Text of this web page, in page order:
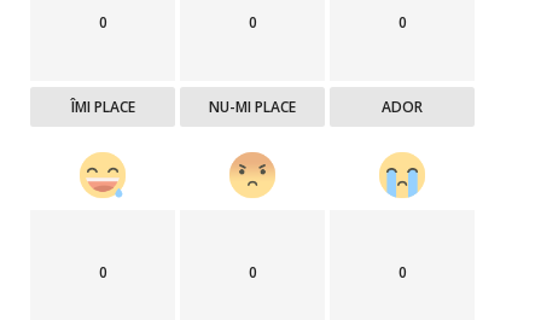
0
ÎMI PLACE
0
NU-MI PLACE
0
ADOR
0 0 0